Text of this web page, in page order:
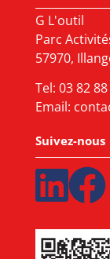
G L'outil
Parc
57970,
Tel: 03 82 88
Email:
Suivez-nous